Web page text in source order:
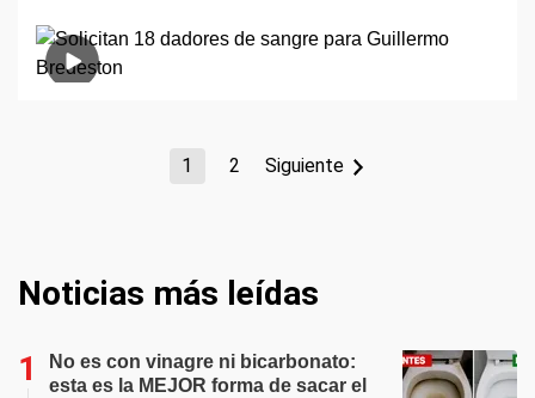
1 2 Siguiente
Noticias más leídas
No es con vinagre ni bicarbonato:
esta es la MEJOR forma de sacar el